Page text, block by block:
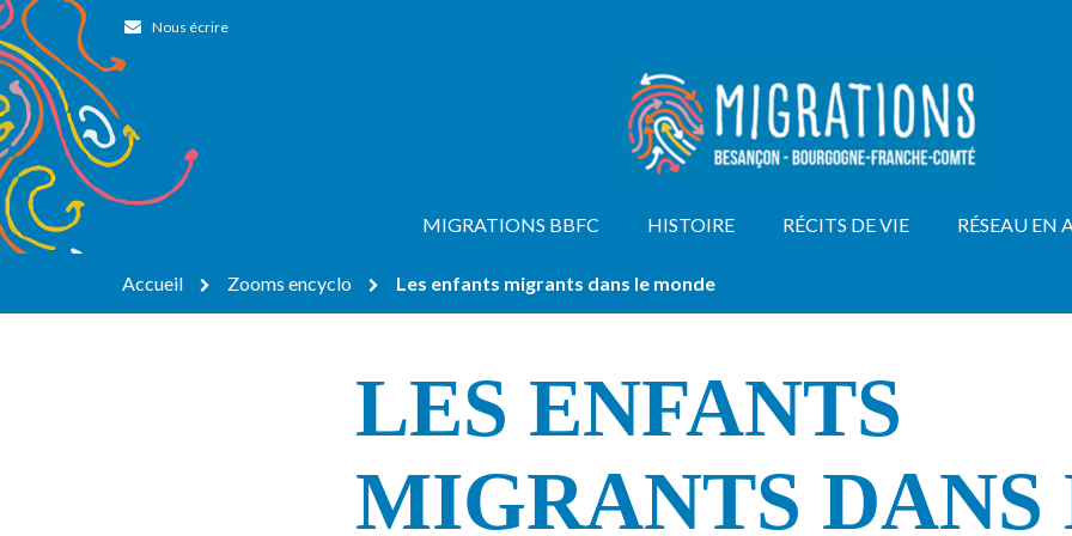
Gestion des traceurs
Nous écrire
MIGRATIONS BBFC HISTOIRE RÉCITS DE VIE RÉSEAU EN
Accueil Zooms encyclo Les enfants migrants dans le monde
LES ENFANTS
MIGRANTS DANS